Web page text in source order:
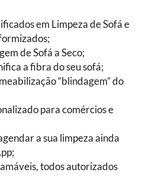
em Limpeza de Sofá e
de Sofá a Seco;
a fibra do seu sofá;
“blindagem” do
para comércios e
a sua limpeza ainda
todos autorizados